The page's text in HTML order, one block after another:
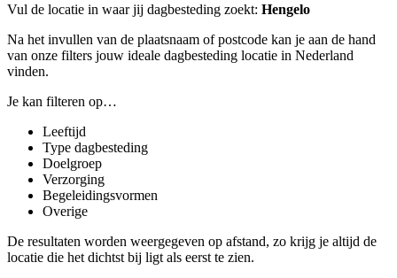
Vul de locatie in waar jij dagbesteding zoekt: Hengelo
Na het invullen van de plaatsnaam of postcode kan je aan de hand
van onze filters jouw ideale dagbesteding locatie in Nederland
vinden.
Je kan filteren op…
Leeftijd
Type dagbesteding
Doelgroep
Verzorging
Begeleidingsvormen
Overige
De resultaten worden weergegeven op afstand, zo krijg je altijd de
locatie die het dichtst bij ligt als eerst te zien.